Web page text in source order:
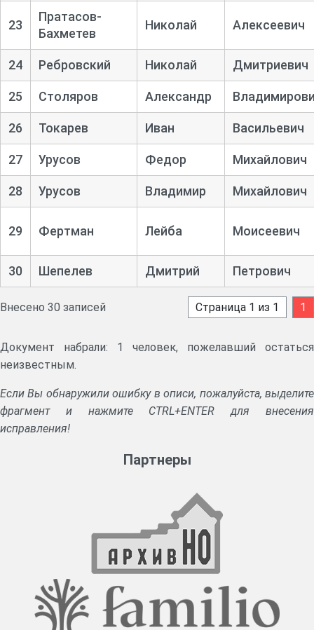
23
Пратасов-
Бахметев
Николай Алексеевич
24 Ребровский Николай Дмитриевич
25 Столяров Александр
26 Токарев Иван Васильевич
27 Урусов Федор Михайлович
28 Урусов Владимир Михайлович
29 Фертман Лейба Моисеевич
30 Шепелев Дмитрий Петрович
Внесено 30 записей Страница 1 из 1 1
Документ набрали: 1 человек, пожелавший остаться
неизвестным.
Если Вы обнаружили ошибку в описи, пожалуйста, выделите
фрагмент и нажмите CTRL+ENTER для внесения
исправления!
Партнеры